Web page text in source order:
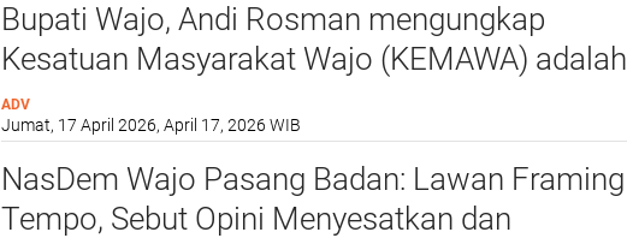
Bupati Wajo, Andi Rosman mengungkap
Kesatuan Masyarakat Wajo (KEMAWA) adalah
wadah penting dalam mempererat hubungan
kekeluargaan antar masyarakat Wajo
ADV
Jumat, 17 April 2026, April 17, 2026 WIB
NasDem Wajo Pasang Badan: Lawan Framing
Tempo, Sebut Opini Menyesatkan dan